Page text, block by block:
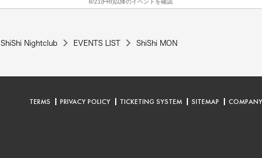
ShiShi Nightclub EVENTS LIST ShiShi MON
TERMS PRIVACY POLICY TICKETING SYSTEM SITEMAP COMPANY